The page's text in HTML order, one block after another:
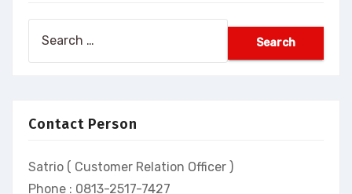
Contact Person
Satrio ( Customer Relation Officer )
Phone : 0813-2517-7427